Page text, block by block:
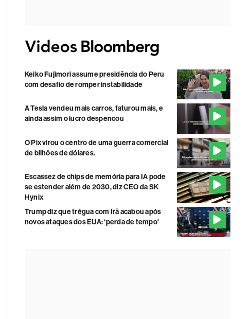
Keiko Fujimori assume presidência do Peru
com desafio de romper instabilidade
A Tesla vendeu mais carros, faturou mais, e
ainda assim o lucro despencou
O Pix virou o centro de uma guerra comercial
de bilhões de dólares.
Escassez de chips de memória para IA pode
se estender além de 2030, diz CEO da SK
Hynix
Trump diz que trégua com Irã acabou após
novos ataques dos EUA: ‘perda de tempo'